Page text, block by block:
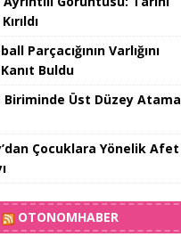
Parçacığının Varlığını
Buldu
Biriminde Üst Düzey Atama
Çocuklara Yönelik Afet
OTONOMHABER